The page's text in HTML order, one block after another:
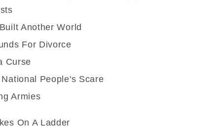
Another World
For Divorce
Curse
People's Scare
Armies
On A Ladder